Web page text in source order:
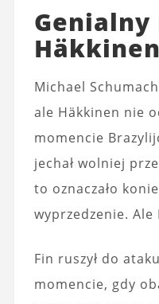
Michael
ale Häkkinen nie
momencie
jechał wolniej
to oznaczało
wyprzedzenie. Ale
Fin ruszył do
momencie, gdy